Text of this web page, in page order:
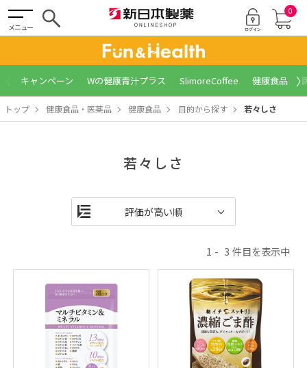
メニュー
0
キャンペーン Wの健康青汁プラス SlimoreCoffee 健康食品 〉
トップ 健康食品・医薬品 健康食品 目的から探す 若々しさ
若々しさ
1 3